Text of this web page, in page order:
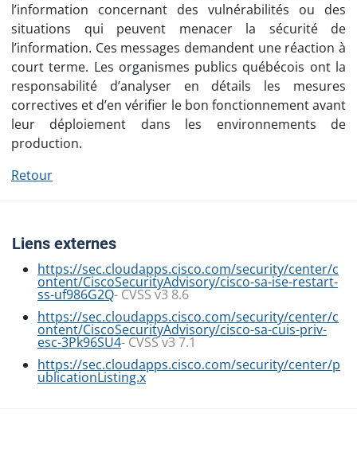
l’information concernant des vulnérabilités ou des
situations qui peuvent menacer la sécurité de
l’information. Ces messages demandent une réaction à
court terme. Les organismes publics québécois ont la
responsabilité d’analyser en détails les mesures
correctives et d’en vérifier le bon fonctionnement avant
leur déploiement dans les environnements de
production.
Retour
Liens externes
https://sec.cloudapps.cisco.com/security/center/c
ontent/CiscoSecurityAdvisory/cisco-sa-ise-restart-
ss-uf986G2Q- CVSS v3 8.6
https://sec.cloudapps.cisco.com/security/center/c
ontent/CiscoSecurityAdvisory/cisco-sa-cuis-priv-
esc-3Pk96SU4- CVSS v3 7.1
https://sec.cloudapps.cisco.com/security/center/p
ublicationListing.x